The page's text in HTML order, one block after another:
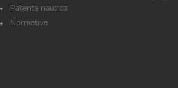
Patente nautica
Normativa